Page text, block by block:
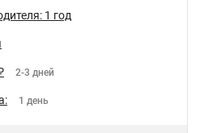
1 год
2-3 дней
1 день